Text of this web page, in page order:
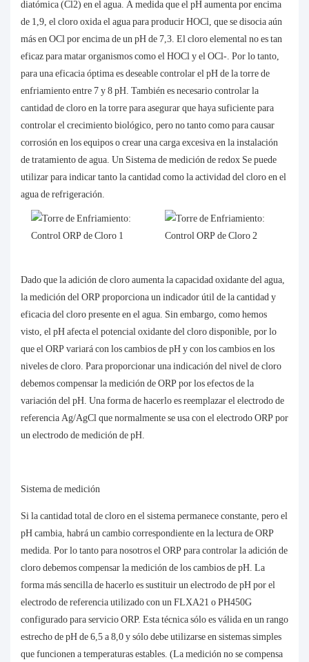
diatómica (Cl2) en el agua. A medida que el pH aumenta por encima
de 1,9, el cloro oxida el agua para producir HOCl, que se disocia aún
más en OCl por encima de un pH de 7,3. El cloro elemental no es tan
eficaz para matar organismos como el HOCl y el OCl-. Por lo tanto,
para una eficacia óptima es deseable controlar el pH de la torre de
enfriamiento entre 7 y 8 pH. También es necesario controlar la
cantidad de cloro en la torre para asegurar que haya suficiente para
controlar el crecimiento biológico, pero no tanto como para causar
corrosión en los equipos o crear una carga excesiva en la instalación
de tratamiento de agua. Un Sistema de medición de redox Se puede
utilizar para indicar tanto la cantidad como la actividad del cloro en el
agua de refrigeración.
Dado que la adición de cloro aumenta la capacidad oxidante del agua,
la medición del ORP proporciona un indicador útil de la cantidad y
eficacia del cloro presente en el agua. Sin embargo, como hemos
visto, el pH afecta el potencial oxidante del cloro disponible, por lo
que el ORP variará con los cambios de pH y con los cambios en los
niveles de cloro. Para proporcionar una indicación del nivel de cloro
debemos compensar la medición de ORP por los efectos de la
variación del pH. Una forma de hacerlo es reemplazar el electrodo de
referencia Ag/AgCl que normalmente se usa con el electrodo ORP por
un electrodo de medición de pH.
Sistema de medición
Si la cantidad total de cloro en el sistema permanece constante, pero el
pH cambia, habrá un cambio correspondiente en la lectura de ORP
medida. Por lo tanto para nosotros el ORP para controlar la adición de
cloro debemos compensar la medición de los cambios de pH. La
forma más sencilla de hacerlo es sustituir un electrodo de pH por el
electrodo de referencia utilizado con un FLXA21 o PH450G
configurado para servicio ORP. Esta técnica sólo es válida en un rango
estrecho de pH de 6,5 a 8,0 y sólo debe utilizarse en sistemas simples
que funcionen a temperaturas estables. (La medición no se compensa